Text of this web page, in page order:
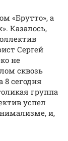
«Брутто», а
Казалось,
Сергей
не
сквозь
сегодня
группа
успел
и,